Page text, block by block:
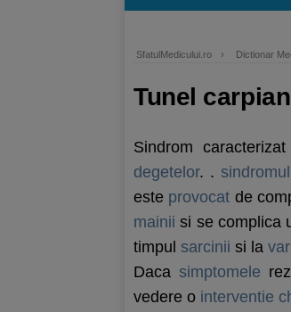
SfatulMedicului.ro › Dictionar
Tunel
Sindrom
degetelor. .
este provocat de
mainii si se complica
timpul sarcinii si la
Daca simptomele
vedere o interventie